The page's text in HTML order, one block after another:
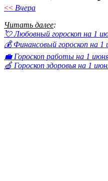
<< Вчера
Читать далее:
💘 Любовный гороскоп на 1
💰 Финансовый гороскоп на 1
💼 Гороскоп работы на 1 июня
🍏 Гороскоп здоровья на 1